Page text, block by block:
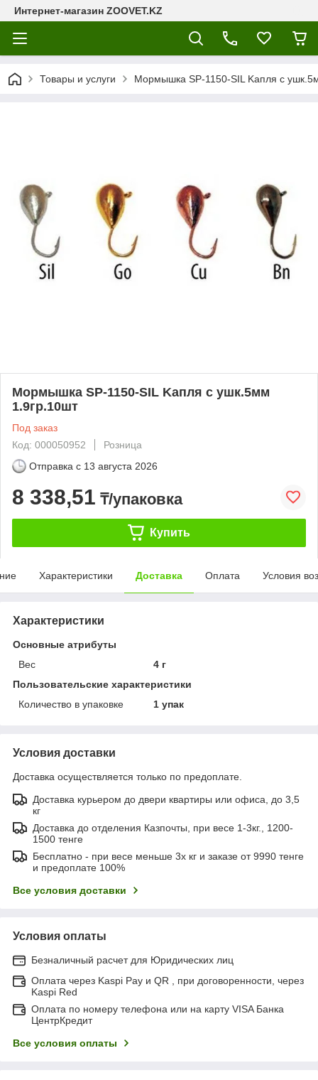
Интернет-магазин ZOOVET.KZ
Товары и услуги Мормышка SP-1150-SIL Kапля с
Мормышка SP-1150-SIL Kапля с ушк.5мм
1.9гр.10шт
Под заказ
Код: 000050952
Розница
Отправка с 13 августа 2026
8 338,51 ₸/упаковка
Купить
Характеристики Доставка Оплата Условия
Характеристики
Основные атрибуты
Вес
4 г
Пользовательские характеристики
Количество в упаковке
1 упак
Условия доставки
Доставка осуществляется только по предоплате.
Доставка курьером до двери квартиры или офиса, до 3,5
кг
Доставка до отделения Казпочты, при весе 1-3кг., 1200-
1500 тенге
Бесплатно - при весе меньше 3х кг и заказе от 9990 тенге
и предоплате 100%
Все условия доставки
Условия оплаты
Безналичный расчет для Юридических лиц
Оплата через Kaspi Pay и QR , при договоренности, через
Kaspi Red
Оплата по номеру телефона или на карту VISA Банка
ЦентрКредит
Все условия оплаты